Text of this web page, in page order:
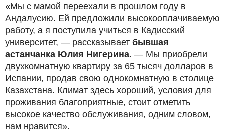
«Мы с мамой переехали в прошлом году в
Андалусию. Ей предложили высокооплачиваемую
работу, а я поступила учиться в Кадисский
университет, — рассказывает бывшая
астанчанка Юлия Нигерина. — Мы приобрели
двухкомнатную квартиру за 65 тысяч долларов в
Испании, продав свою однокомнатную в столице
Казахстана. Климат здесь хороший, условия для
проживания благоприятные, стоит отметить
высокое качество обслуживания, одним словом,
нам нравится».